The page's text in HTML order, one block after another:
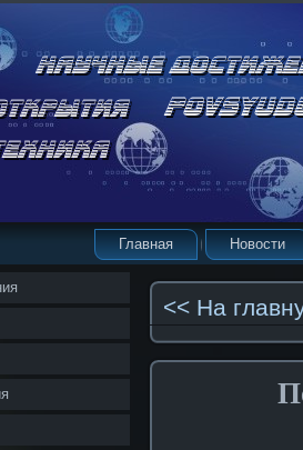
Главная Новости
<< На